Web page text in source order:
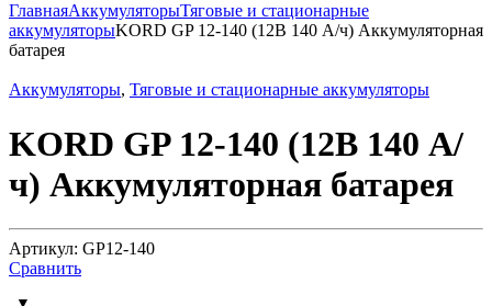
ГлавнаяАккумуляторыТяговые и стационарные
аккумуляторыKORD GP 12-140 (12В 140 А/ч) Аккумуляторная
батарея
Аккумуляторы, Тяговые и стационарные аккумуляторы
KORD GP 12-140 (12В 140 А/
ч) Аккумуляторная батарея
Артикул: GP12-140
Сравнить